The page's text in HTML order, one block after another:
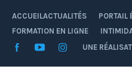
ACCUEILACTUALITÉS
PORTAIL
FORMATION EN LIGNE
FacebookYouTubeInstagram
UNE